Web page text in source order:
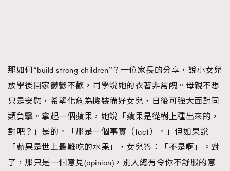
那如何“build strong children”？一位家長的分享，說小女兒
放學後回家鬱鬱不歡，同學說她的衣著非常醜。母親不想
只是安慰，希望化危為機裝備好女兒，日後可強大面對同
類負擊。拿起一個蘋果，她說「蘋果是從樹上種出來的，
對吧？」是的。「那是一個事實（fact）。」但如果說
「蘋果是世上最難吃的水果」，女兒答：「不是啊」。對
了，那只是一個意見(opinion)，別人總有令你不舒服的意